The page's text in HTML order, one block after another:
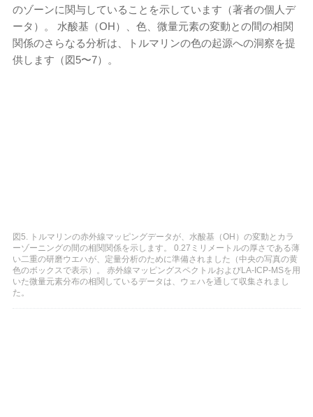
のゾーンに関与していることを示しています（著者の個人デ
ータ）。 水酸基（OH）、色、微量元素の変動との間の相関
関係のさらなる分析は、トルマリンの色の起源への洞察を提
供します（図5〜7）。
図5. トルマリンの赤外線マッピングデータが、水酸基（OH）の変動とカラ
ーゾーニングの間の相関関係を示します。 0.27ミリメートルの厚さである薄
い二重の研磨ウエハが、定量分析のために準備されました（中央の写真の黄
色のボックスで表示）。 赤外線マッピングスペクトルおよびLA-ICP-MSを用
いた微量元素分布の相関しているデータは、ウェハを通して収集されまし
た。